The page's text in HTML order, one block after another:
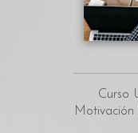
Curso
Motivación